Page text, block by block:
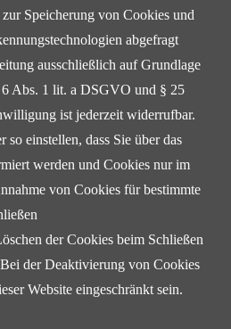
zur Speicherung von Cookies und
abgefragt
ausschließlich auf Grundlage
Abs. 1 lit. a DSGVO und § 25
ist jederzeit widerrufbar.
so einstellen, dass Sie über das
werden und Cookies nur im
von Cookies für bestimmte
der Cookies beim Schließen
derDeaktivierung von Cookies
Website eingeschränkt sein.